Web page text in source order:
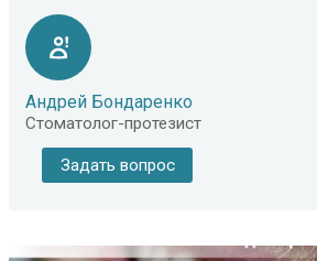
Андрей Бондаренко
Стоматолог-протезист
Задать вопрос